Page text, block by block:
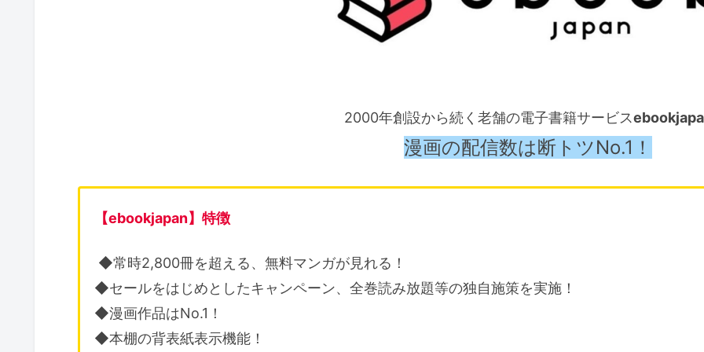
2000年創設から続く老舗の電子書籍サービス
漫画の配信数は断トツNo.1！
【ebookjapan】特徴
◆常時2,800冊を超える、無料マンガが見れる！
◆セールをはじめとしたキャンペーン、全巻読み放題等の独自施策を実施！
◆漫画作品はNo.1！
◆本棚の背表紙表示機能！